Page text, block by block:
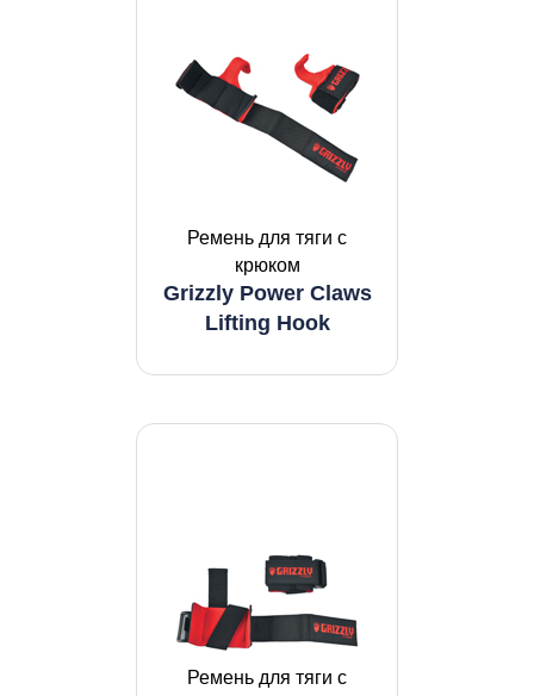
Ремень для тяги с
крюком
Grizzly Power Claws
Lifting Hook
Ремень для тяги с